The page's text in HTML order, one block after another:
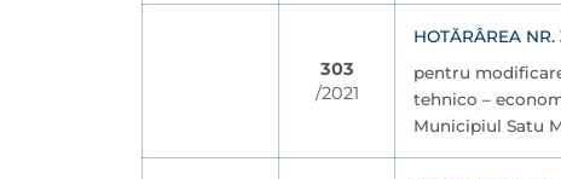
303
/2021
HOTĂRÂREA NR.
pentru
tehnico –
Municipiul Satu